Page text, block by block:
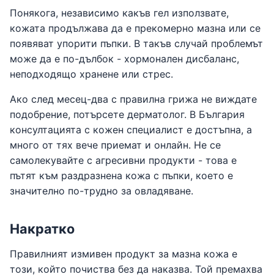
Понякога, независимо какъв гел използвате,
кожата продължава да е прекомерно мазна или се
появяват упорити пъпки. В такъв случай проблемът
може да е по-дълбок - хормонален дисбаланс,
неподходящо хранене или стрес.
Ако след месец-два с правилна грижа не виждате
подобрение, потърсете дерматолог. В България
консултацията с кожен специалист е достъпна, а
много от тях вече приемат и онлайн. Не се
самолекувайте с агресивни продукти - това е
пътят към раздразнена кожа с пъпки, което е
значително по-трудно за овладяване.
Накратко
Правилният измивен продукт за мазна кожа е
този, който почиства без да наказва. Той премахва